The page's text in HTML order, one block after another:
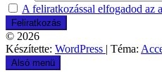
A feliratkozással elfogadod az
© 2026
Készítette: WordPress | Téma:
Alsó menü